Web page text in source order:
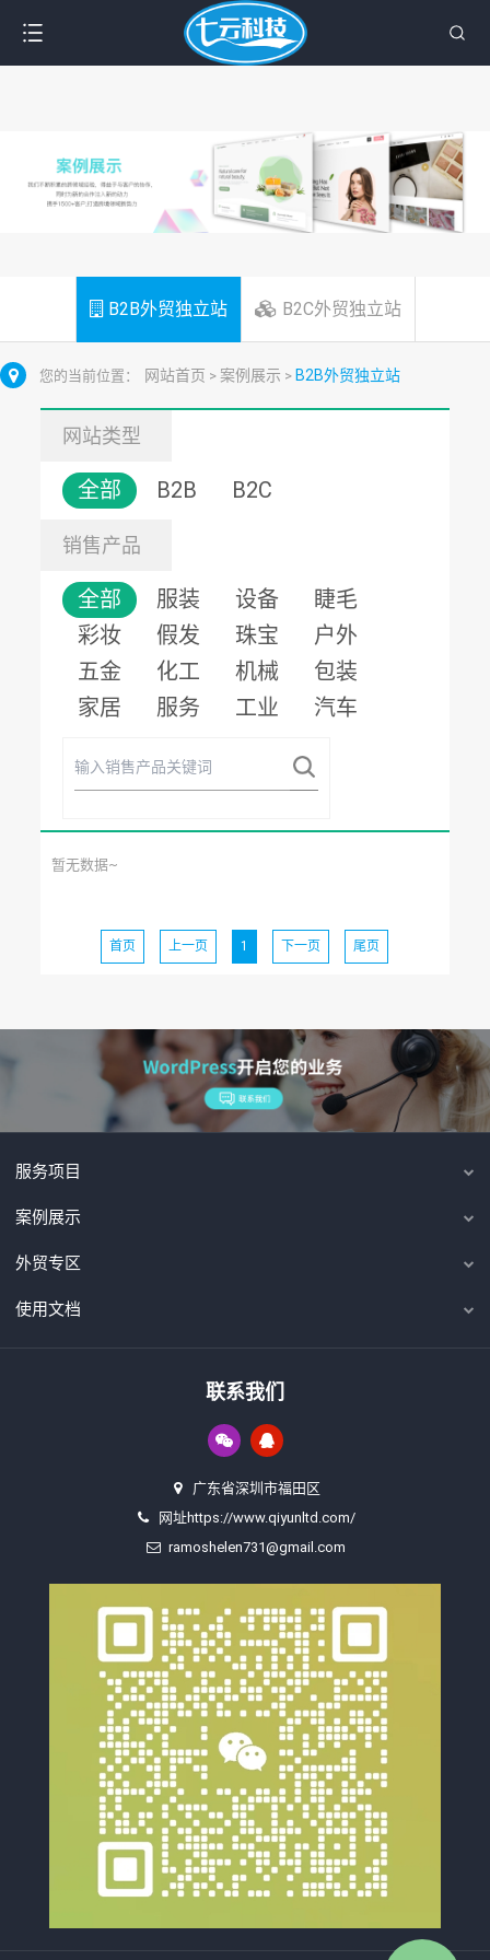
B2B外贸独立站 B2C外贸独立站
您的当前位置： 网站首页 > 案例展示 > B2B外贸独立站
网站类型
全部 B2B B2C
销售产品
全部 服装 设备
睫毛
彩妆
假发 珠宝
户外
五金
化工 机械
包装
家居
服务 工业 汽车
暂无数据~
首页 上一页 1 下一页 尾页
服务项目
案例展示
外贸专区
使用文档
联系我们
广东省深圳市福田区
网址https://www.qiyunltd.com/
ramoshelen731@gmail.com